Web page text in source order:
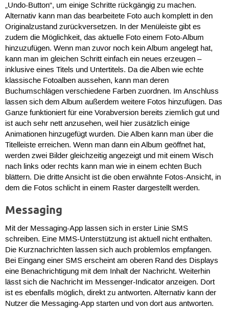
„Undo-Button“, um einige Schritte rückgängig zu machen.
Alternativ kann man das bearbeitete Foto auch komplett in den
Originalzustand zurückversetzen. In der Menüleiste gibt es
zudem die Möglichkeit, das aktuelle Foto einem Foto-Album
hinzuzufügen. Wenn man zuvor noch kein Album angelegt hat,
kann man im gleichen Schritt einfach ein neues erzeugen –
inklusive eines Titels und Untertitels. Da die Alben wie echte
klassische Fotoalben aussehen, kann man deren
Buchumschlägen verschiedene Farben zuordnen. Im Anschluss
lassen sich dem Album außerdem weitere Fotos hinzufügen. Das
Ganze funktioniert für eine Vorabversion bereits ziemlich gut und
ist auch sehr nett anzusehen, weil hier zusätzlich einige
Animationen hinzugefügt wurden. Die Alben kann man über die
Titelleiste erreichen. Wenn man dann ein Album geöffnet hat,
werden zwei Bilder gleichzeitig angezeigt und mit einem Wisch
nach links oder rechts kann man wie in einem echten Buch
blättern. Die dritte Ansicht ist die oben erwähnte Fotos-Ansicht, in
dem die Fotos schlicht in einem Raster dargestellt werden.
Messaging
Mit der Messaging-App lassen sich in erster Linie SMS
schreiben. Eine MMS-Unterstützung ist aktuell nicht enthalten.
Die Kurznachrichten lassen sich auch problemlos empfangen.
Bei Eingang einer SMS erscheint am oberen Rand des Displays
eine Benachrichtigung mit dem Inhalt der Nachricht. Weiterhin
lässt sich die Nachricht im Messenger-Indicator anzeigen. Dort
ist es ebenfalls möglich, direkt zu antworten. Alternativ kann der
Nutzer die Messaging-App starten und von dort aus antworten.